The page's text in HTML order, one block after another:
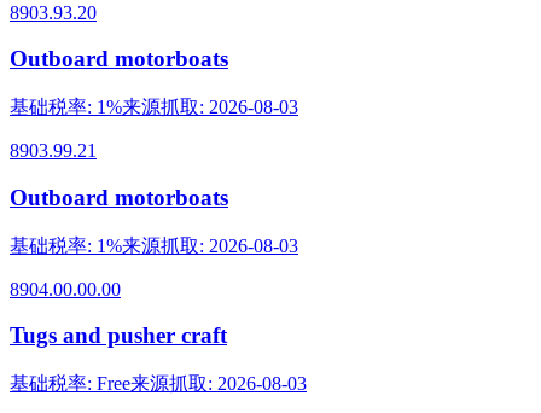
8903.93.20
Outboard motorboats
基础税率: 1%来源抓取: 2026-08-03
8903.99.21
Outboard motorboats
基础税率: 1%来源抓取: 2026-08-03
8904.00.00.00
Tugs and pusher craft
基础税率: Free来源抓取: 2026-08-03